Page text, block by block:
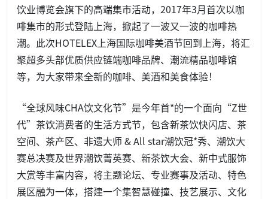
饮业博览会旗下的高端集市活动，2017年3月首次以咖
啡集市的形式登陆上海，掀起了一波又一波的咖啡热
潮。此次HOTELEX上海国际咖啡美酒节回到上海，将汇
聚超多头部优质供应链端咖啡品牌、潮流精品咖啡馆
等，为大家带来全新的咖啡、美酒和美食体验！
“全球风味CHA饮文化节”是今年首*的一个面向“Z世
代”茶饮消费者的生活方式节，包含新茶饮快闪店、茶
空间、茶产区、非遗大师 & All star潮饮冠*秀、潮饮大
赛总决赛及世界潮饮菁英赛、新茶饮大会、新中式服饰
大赏等丰富内容，将主题论坛、专业赛事及活动、特色
展区融为一体，搭建一个集智慧碰撞、技艺展示、文化